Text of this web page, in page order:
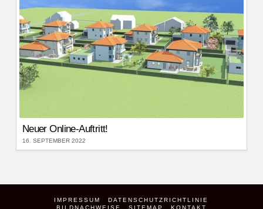
Neuer Online-Auftritt!
16. SEPTEMBER 2022
IMPRESSUM
DATENSCHUTZRICHTLINIE
BILDNACHWEISE
SITEMAP KONTAKT